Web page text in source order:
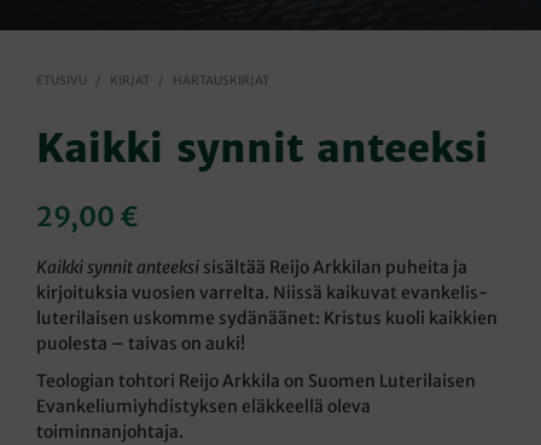
ETUSIVU / KIRJAT / HARTAUSKIRJAT
Kaikki synnit anteeksi
29,00 €
Kaikki synnit anteeksi sisältää Reijo Arkkilan puheita ja
kirjoituksia vuosien varrelta. Niissä kaikuvat evankelis-
luterilaisen uskomme sydänäänet: Kristus kuoli kaikkien
puolesta – taivas on auki!
Teologian tohtori Reijo Arkkila on Suomen Luterilaisen
Evankeliumiyhdistyksen eläkkeellä oleva
toiminnanjohtaja.